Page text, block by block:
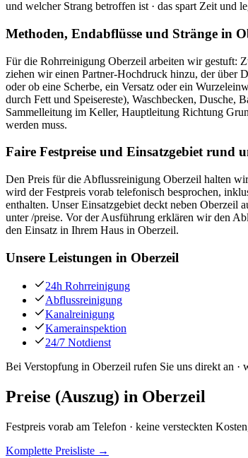
und welcher Strang betroffen ist · das spart Zeit und
Methoden, Endabflüsse und Stränge in
Für die Rohrreinigung Oberzeil arbeiten wir gestuft:
ziehen wir einen Partner-Hochdruck hinzu, der über
oder ob eine Scherbe, ein Versatz oder ein
durch Fett und Speisereste), Waschbecken, Dusche,
Sammelleitung im Keller, Hauptleitung Richtung
werden muss.
Faire Festpreise und Einsatzgebiet rund
Den Preis für die Abflussreinigung Oberzeil halten
wird der Festpreis vorab telefonisch besprochen,
enthalten. Unser Einsatzgebiet deckt neben
unter /preise. Vor der Ausführung erklären wir den
den Einsatz in Ihrem Haus in Oberzeil.
Unsere Leistungen in Oberzeil
24h Rohrreinigung
Abflussreinigung
Kanalreinigung
Kamerainspektion
24/7 Notdienst
Bei Verstopfung in Oberzeil rufen Sie uns direkt an ·
Preise (Auszug) in Oberzeil
Festpreis vorab am Telefon · keine versteckten
Komplette Preisliste →